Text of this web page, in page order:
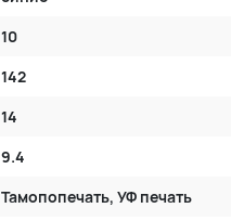
10
142
14
9.4
Тамопопечать, УФ печать